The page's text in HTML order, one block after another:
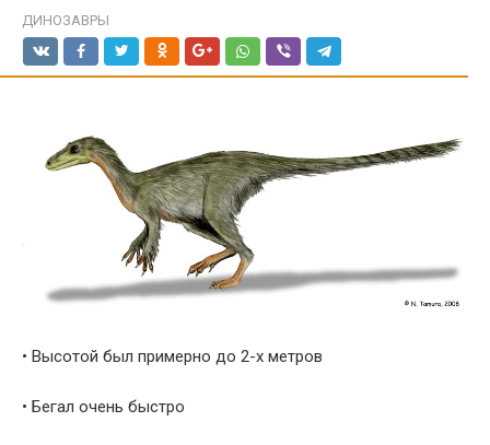
ДИНОЗАВРЫ
• Высотой был примерно до 2-х метров
• Бегал очень быстро